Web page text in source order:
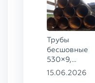
Трубы
бесшовные
530×9,
530×10 ст.
15.06.2026